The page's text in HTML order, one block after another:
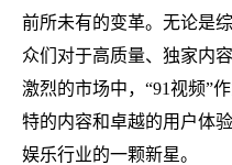
前所未有的变革。无论是
众们对于高质量、独家内
激烈的市场中，“91视频”
特的内容和卓越的用户体
娱乐行业的一颗新星。